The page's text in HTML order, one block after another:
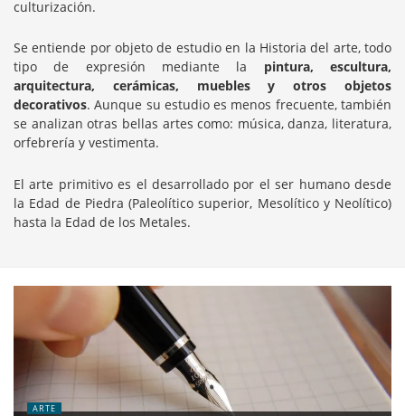
culturización.
Se entiende por objeto de estudio en la Historia del arte, todo
tipo de expresión mediante la pintura, escultura,
arquitectura, cerámicas, muebles y otros objetos
decorativos. Aunque su estudio es menos frecuente, también
se analizan otras bellas artes como: música, danza, literatura,
orfebrería y vestimenta.
El arte primitivo es el desarrollado por el ser humano desde
la Edad de Piedra (Paleolítico superior, Mesolítico y Neolítico)
hasta la Edad de los Metales.
ARTE